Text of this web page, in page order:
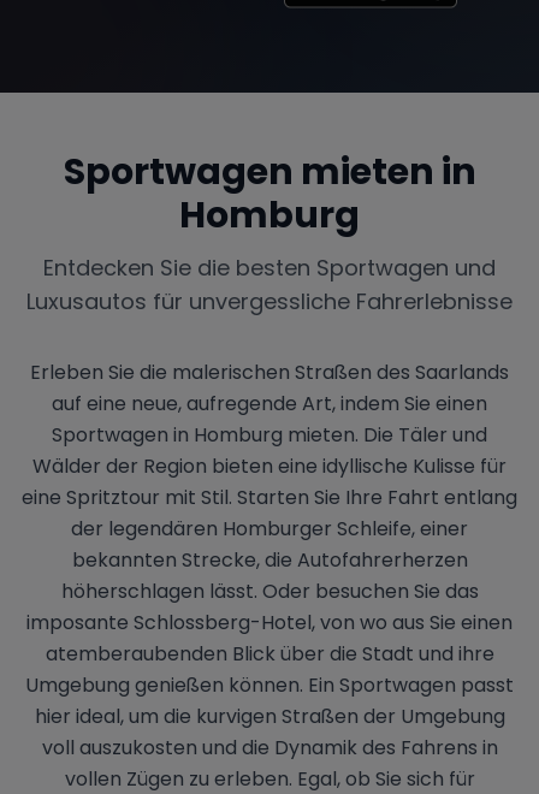
Sportwagen mieten in
Homburg
Entdecken Sie die besten Sportwagen und
Luxusautos für unvergessliche Fahrerlebnisse
Erleben Sie die malerischen Straßen des Saarlands
auf eine neue, aufregende Art, indem Sie einen
Sportwagen in Homburg mieten. Die Täler und
Wälder der Region bieten eine idyllische Kulisse für
eine Spritztour mit Stil. Starten Sie Ihre Fahrt entlang
der legendären Homburger Schleife, einer
bekannten Strecke, die Autofahrerherzen
höherschlagen lässt. Oder besuchen Sie das
imposante Schlossberg-Hotel, von wo aus Sie einen
atemberaubenden Blick über die Stadt und ihre
Umgebung genießen können. Ein Sportwagen passt
hier ideal, um die kurvigen Straßen der Umgebung
voll auszukosten und die Dynamik des Fahrens in
vollen Zügen zu erleben. Egal, ob Sie sich für